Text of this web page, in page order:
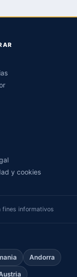
y cookies
fines informativos
Andorra